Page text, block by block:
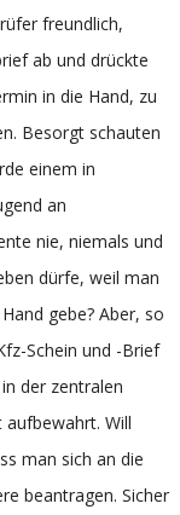
freundlich,
ab und drückte
in die Hand, zu
Besorgt schauten
einem in
an
nie, niemals und
dürfe, weil man
gebe? Aber, so
Schein und -Brief
der zentralen
Will
man sich an die
beantragen. Sicher